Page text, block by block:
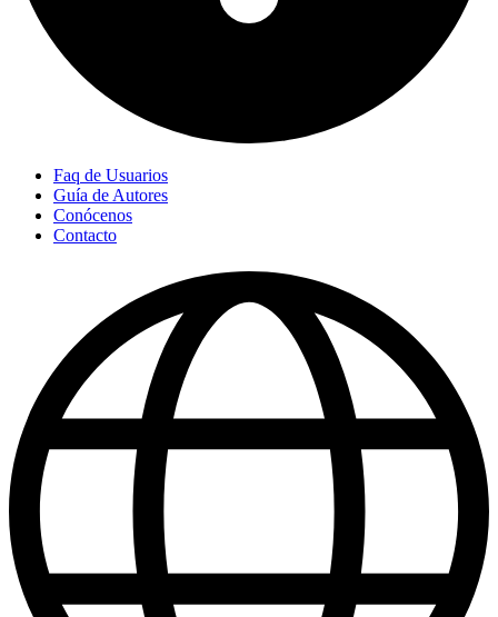
Faq de Usuarios
Guía de Autores
Conócenos
Contacto